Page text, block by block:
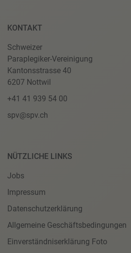
KONTAKT
Schweizer
Paraplegiker-Vereinigung
Kantonsstrasse 40
6207 Nottwil
+41 41 939 54 00
spv@spv.ch
NÜTZLICHE LINKS
Jobs
Impressum
Datenschutzerklärung
Allgemeine Geschäftsbedingungen
Einverständniserklärung Foto